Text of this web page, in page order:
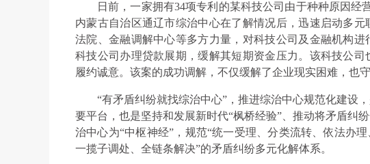
日前，一家拥有34项专利的某科技公司由于种种原因经
内蒙古自治区通辽市综治中心在了解情况后，迅速启动多
法院、金融调解中心等多方力量，对科技公司及金融机构
科技公司办理贷款展期，缓解其短期资金压力。该科技公
履约诚意。该案的成功调解，不仅缓解了企业现实困难，也
“有矛盾纠纷就找综治中心”，推进综治中心规范化建设
要平台，也是坚持和发展新时代“枫桥经验”、推动将矛盾纠
治中心为“中枢神经”，规范“统一受理、分类流转、依法办
一揽子调处、全链条解决”的矛盾纠纷多元化解体系。